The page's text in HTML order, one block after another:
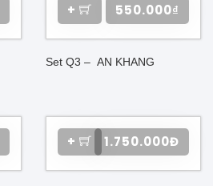
550.000₫
+
Set Q3 – AN KHANG
1.750.000Đ
+